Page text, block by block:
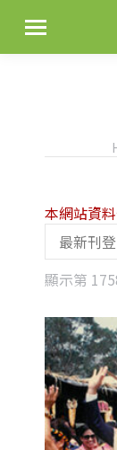
顯示第
本網站資